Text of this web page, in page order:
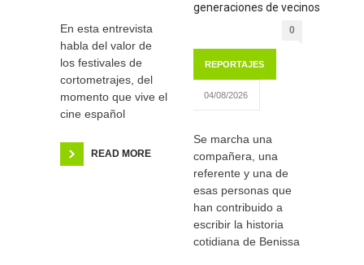
En esta entrevista
habla del valor de
los festivales de
cortometrajes, del
momento que vive el
cine español
READ MORE
generaciones de vecinos
0
REPORTAJES
04/08/2026
Se marcha una
compañera, una
referente y una de
esas personas que
han contribuido a
escribir la historia
cotidiana de Benissa